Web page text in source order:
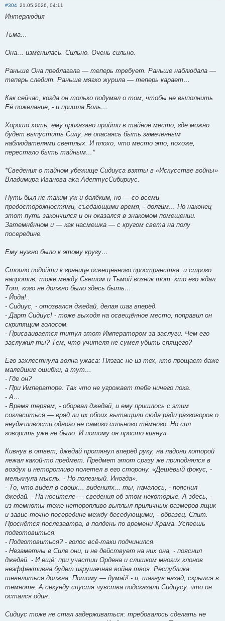
#304 21.05.2026, 04:11
Интерлюдия
Тьма…
Она… изменилась. Сильно. Очень сильно.
Раньше Она предлагала — теперь требует. Раньше наблюдала —
теперь следит. Раньше мягко журила — теперь карает…
Как сейчас, когда он только подумал о том, чтобы не выполнить
Её пожелание, - и пришла Боль…
Хорошо хоть, ему приказано прийти в тайное место, где можно
будет выпустить Силу, не опасаясь быть замеченным
наблюдателями светлых. И плохо, что место это, похоже,
перестало быть тайным…*
*Сведения о тайном убежище Сидиуса взяты в «Искусстве войны»
Владимира Иванова aka АдептусСибириус.
Путь был не таким уж и далёким, но — со всеми
предосторожностями, съедающими время, - долгим… Но наконец
этот путь закончился и он оказался в знакомом помещении.
Затемнённом и — как насмешка — с кругом света на полу
посередине.
Ему нужно было к этому кругу…
Стоило подойти к границе освещённого пространства, и строго
напротив, тоже между Светом и Тьмой возник тот, кто его ждал.
Тот, кого не должно было здесь быть…
- Йода!..
- Сидиус, - отозвался джедай, делая шаг вперёд.
- Дарт Сидиус! - тоже выходя на освещённое место, поправил он
скрипящим голосом.
- Присваивается титул этот Императором за заслуги. Чем его
заслужил ты? Тем, что учителя не сумел убить спящего?
Его захлестнула волна ужаса: Плэгас не из тех, кто прощает даже
малейшие ошибки, а тут…
- Где он?
- При Императоре. Так что не угрожает тебе ничего пока.
- А…
- Время теряем, - оборвал джедай, и ему пришлось с этим
согласиться — вряд ли их обоих вытащили сюда ради разговоров о
неудачливости одного не самого сильного тёмного. Но сил
говорить уже не было. И потому он просто кивнул.
Кивнув в ответ, джедай протянул вперёд руку, на ладони которой
лежал какой-то предмет. Предмет этот сразу же приподнялся в
воздух и неторопливо полетел в его сторону. «Дешёвый фокус, -
мелькнула мысль. - Но полезный. Иногда».
- То, что видел в своих… видениях... ты, началось, - пояснил
джедай. - На носителе — сведения об этом некоторые. А здесь, -
из темноты тоже неторопливо выплыл приличных размеров ящик
и завис точно посередине между беседующими, - образец. Спит.
Проснётся послезавтра, в полдень по времени Храма. Успеешь
подготовиться.
- Подготовиться? - голос всё-таки подчинился.
- Незаметны в Силе они, и не действует на них она, - пояснил
джедай. - И ещё: при участии Ордена и слишком многих клонов
неэффективна будет игрушечная война твоя. Республика
шевелиться должна. Потому — думай! - и, шагнув назад, скрылся в
темноте. А секунду спустя чувства подсказали Сидиусу, что он
остался один.
Сидиус тоже не стал задерживаться: требовалось сделать не